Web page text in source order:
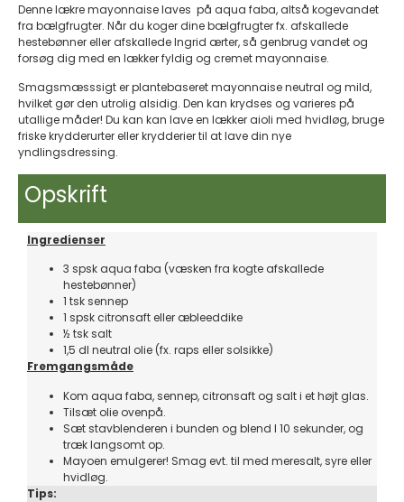
Denne lækre mayonnaise laves på aqua faba, altså kogevandet
fra bælgfrugter. Når du koger dine bælgfrugter fx. afskallede
hestebønner eller afskallede Ingrid ærter, så genbrug vandet og
forsøg dig med en lækker fyldig og cremet mayonnaise.
Smagsmæsssigt er plantebaseret mayonnaise neutral og mild,
hvilket gør den utrolig alsidig. Den kan krydses og varieres på
utallige måder! Du kan kan lave en lækker aioli med hvidløg, bruge
friske krydderurter eller krydderier til at lave din nye
yndlingsdressing.
Opskrift
Ingredienser
3 spsk aqua faba (væsken fra kogte afskallede
hestebønner)
1 tsk sennep
1 spsk citronsaft eller æbleeddike
½ tsk salt
1,5 dl neutral olie (fx. raps eller solsikke)
Fremgangsmåde
Kom aqua faba, sennep, citronsaft og salt i et højt glas.
Tilsæt olie ovenpå.
Sæt stavblenderen i bunden og blend I 10 sekunder, og
træk langsomt op.
Mayoen emulgerer! Smag evt. til med meresalt, syre eller
hvidløg.
Tips: